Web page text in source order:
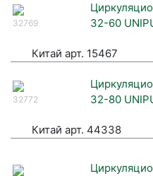
32769
32-60
Китай арт. 15467
32772
32-80
Китай арт. 44338